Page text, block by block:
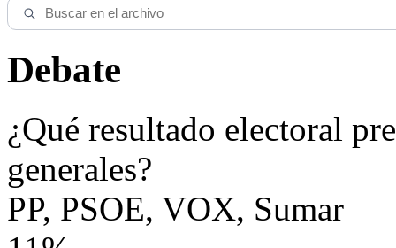
Debate
¿Qué resultado electoral
generales?
PP, PSOE, VOX, Sumar